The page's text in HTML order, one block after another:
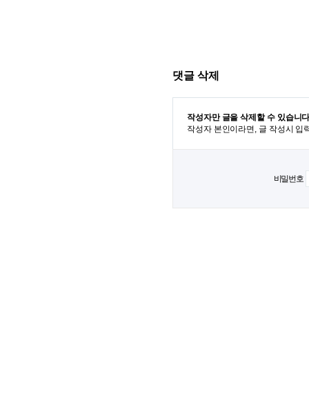
댓글 삭제
작성자만 글을 삭제할 수 있습니
작성자 본인이라면, 글 작성시 입
비밀번호